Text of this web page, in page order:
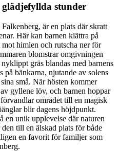
stunder
är en plats där skratt
Här kan barnen klättra på
himlen och rutscha ner för
blomstrar omgivningen
gräs blandas med barnens
på bänkarna, njutande av solens
små. När hösten kommer
gyllene löv, och barnen hoppar
området till en magisk
blir dagens höjdpunkt.
en unik upplevelse där naturen
till en älskad plats för både
en favorit för familjer som